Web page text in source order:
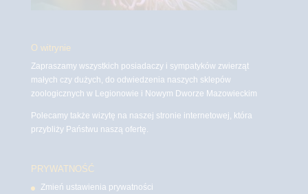
O witrynie
Zapraszamy wszystkich posiadaczy i sympatyków zwierząt
małych czy dużych, do odwiedzenia naszych sklepów
zoologicznych w Legionowie i Nowym Dworze Mazowieckim
Polecamy także wizytę na naszej stronie internetowej, która
przybliży Państwu naszą ofertę.
PRYWATNOŚĆ
Zmień ustawienia prywatności